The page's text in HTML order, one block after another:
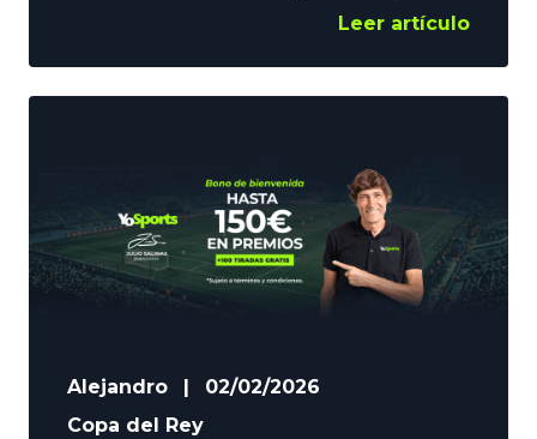
día 1, el Athletic vs Real Sociedad se
de la semana copera en Europa. En
YoSports nos unimos a la fiesta del
Leer artículo
Alejandro
02/02/2026
Copa del Rey